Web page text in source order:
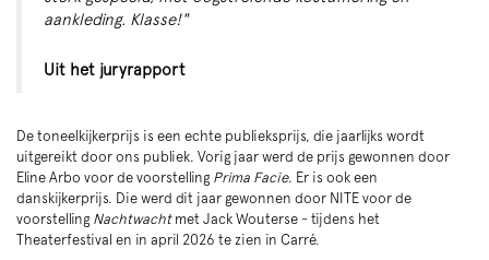
aankleding. Klasse!"
Uit het juryrapport
De toneelkijkerprijs is een echte publieksprijs, die jaarlijks wordt
uitgereikt door ons publiek. Vorig jaar werd de prijs gewonnen door
Eline Arbo voor de voorstelling Prima Facie. Er is ook een
danskijkerprijs. Die werd dit jaar gewonnen door NITE voor de
voorstelling Nachtwacht met Jack Wouterse - tijdens het
Theaterfestival en in april 2026 te zien in Carré.